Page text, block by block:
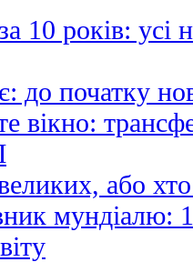
10 років:
до початку
вікно:
або
мундіалю: